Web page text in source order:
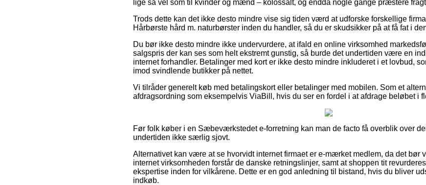
lige så vel som til kvinder og mænd – kolossalt, og endda nogle gange præstere
Trods dette kan det ikke desto mindre vise sig tiden værd at udforske forskellige
Hårbørste hård m. naturbørster inden du handler, så du er skudsikker på at få fat i
Du bør ikke desto mindre ikke undervurdere, at ifald en online virksomhed
salgspris der kan ses som helt ekstremt gunstig, så burde det undertiden være en
internet forhandler. Betalinger med kort er ikke desto mindre inkluderet i et lovbud,
imod svindlende butikker på nettet.
Vi tilråder generelt køb med betalingskort eller betalinger med mobilen. Som et
afdragsordning som eksempelvis ViaBill, hvis du ser en fordel i at afdrage beløbet i
Før folk køber i en Sæbeværkstedet e-forretning kan man de facto få overblik over
undertiden ikke særlig sjovt.
Alternativet kan være at se hvorvidt internet firmaet er e-mærket medlem, da det bør
internet virksomheden forstår de danske retningslinjer, samt at shoppen tit
ekspertise inden for vilkårene. Dette er en god anledning til bistand, hvis du bliver
indkøb.